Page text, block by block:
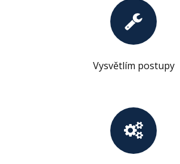
Vysvětlím postupy